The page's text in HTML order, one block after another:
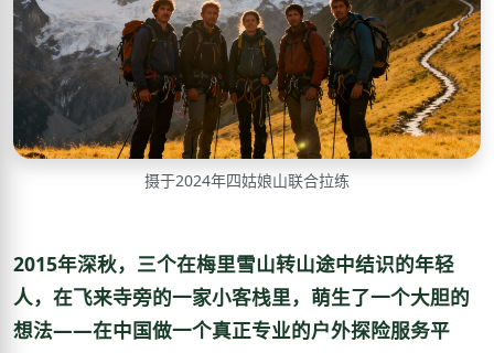
摄于2024年四姑娘山联合拉练
2015年深秋，三个在梅里雪山转山途中结识的年轻
人，在飞来寺旁的一家小客栈里，萌生了一个大胆的
想法——在中国做一个真正专业的户外探险服务平